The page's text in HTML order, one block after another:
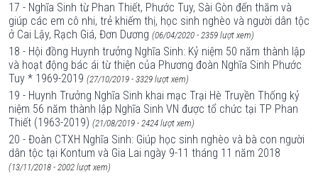
17 - Nghĩa Sinh từ Phan Thiết, Phước Tuy, Sài Gòn đến thăm và
giúp các em cô nhi, trẻ khiếm thị, học sinh nghèo và người dân tộc
ở Cai Lậy, Rạch Giá, Đơn Dương (06/04/2020 - 2359 lượt xem)
18 - Hội đồng Huynh trưởng Nghĩa Sinh: Kỷ niệm 50 năm thành lập
và hoạt động bác ái từ thiện của Phương đoàn Nghĩa Sinh Phước
Tuy * 1969-2019 (27/10/2019 - 3329 lượt xem)
19 - Huynh Trưởng Nghĩa Sinh khai mạc Trại Hè Truyền Thống kỷ
niệm 56 năm thành lập Nghĩa Sinh VN được tổ chức tại TP Phan
Thiết (1963-2019) (21/08/2019 - 2424 lượt xem)
20 - Đoàn CTXH Nghĩa Sinh: Giúp học sinh nghèo và bà con người
dân tộc tại Kontum và Gia Lai ngày 9-11 tháng 11 năm 2018
(13/11/2018 - 2002 lượt xem)